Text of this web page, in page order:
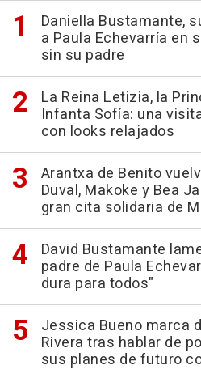
Daniella Bustamante,
a Paula Echevarría en
sin su padre
La Reina Letizia, la
Infanta Sofía: una
con looks relajados
Arantxa de Benito
Duval, Makoke y Bea
gran cita solidaria de
David Bustamante
padre de Paula
dura para todos"
Jessica Bueno marca
Rivera tras hablar de
sus planes de futuro